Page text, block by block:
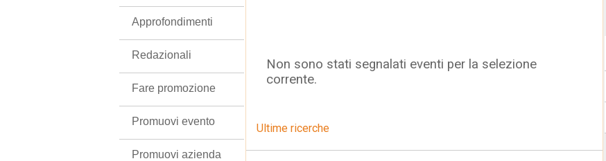
Non sono stati segnalati eventi per la selezione
corrente.
Ultime ricerche
Approfondimenti
Redazionali
Fare promozione
Promuovi evento
Promuovi azienda